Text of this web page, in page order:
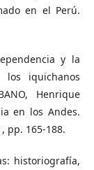
en el Perú.
y la
iquichanos
Henrique
en los Andes.
pp. 165-188.
historiografía,